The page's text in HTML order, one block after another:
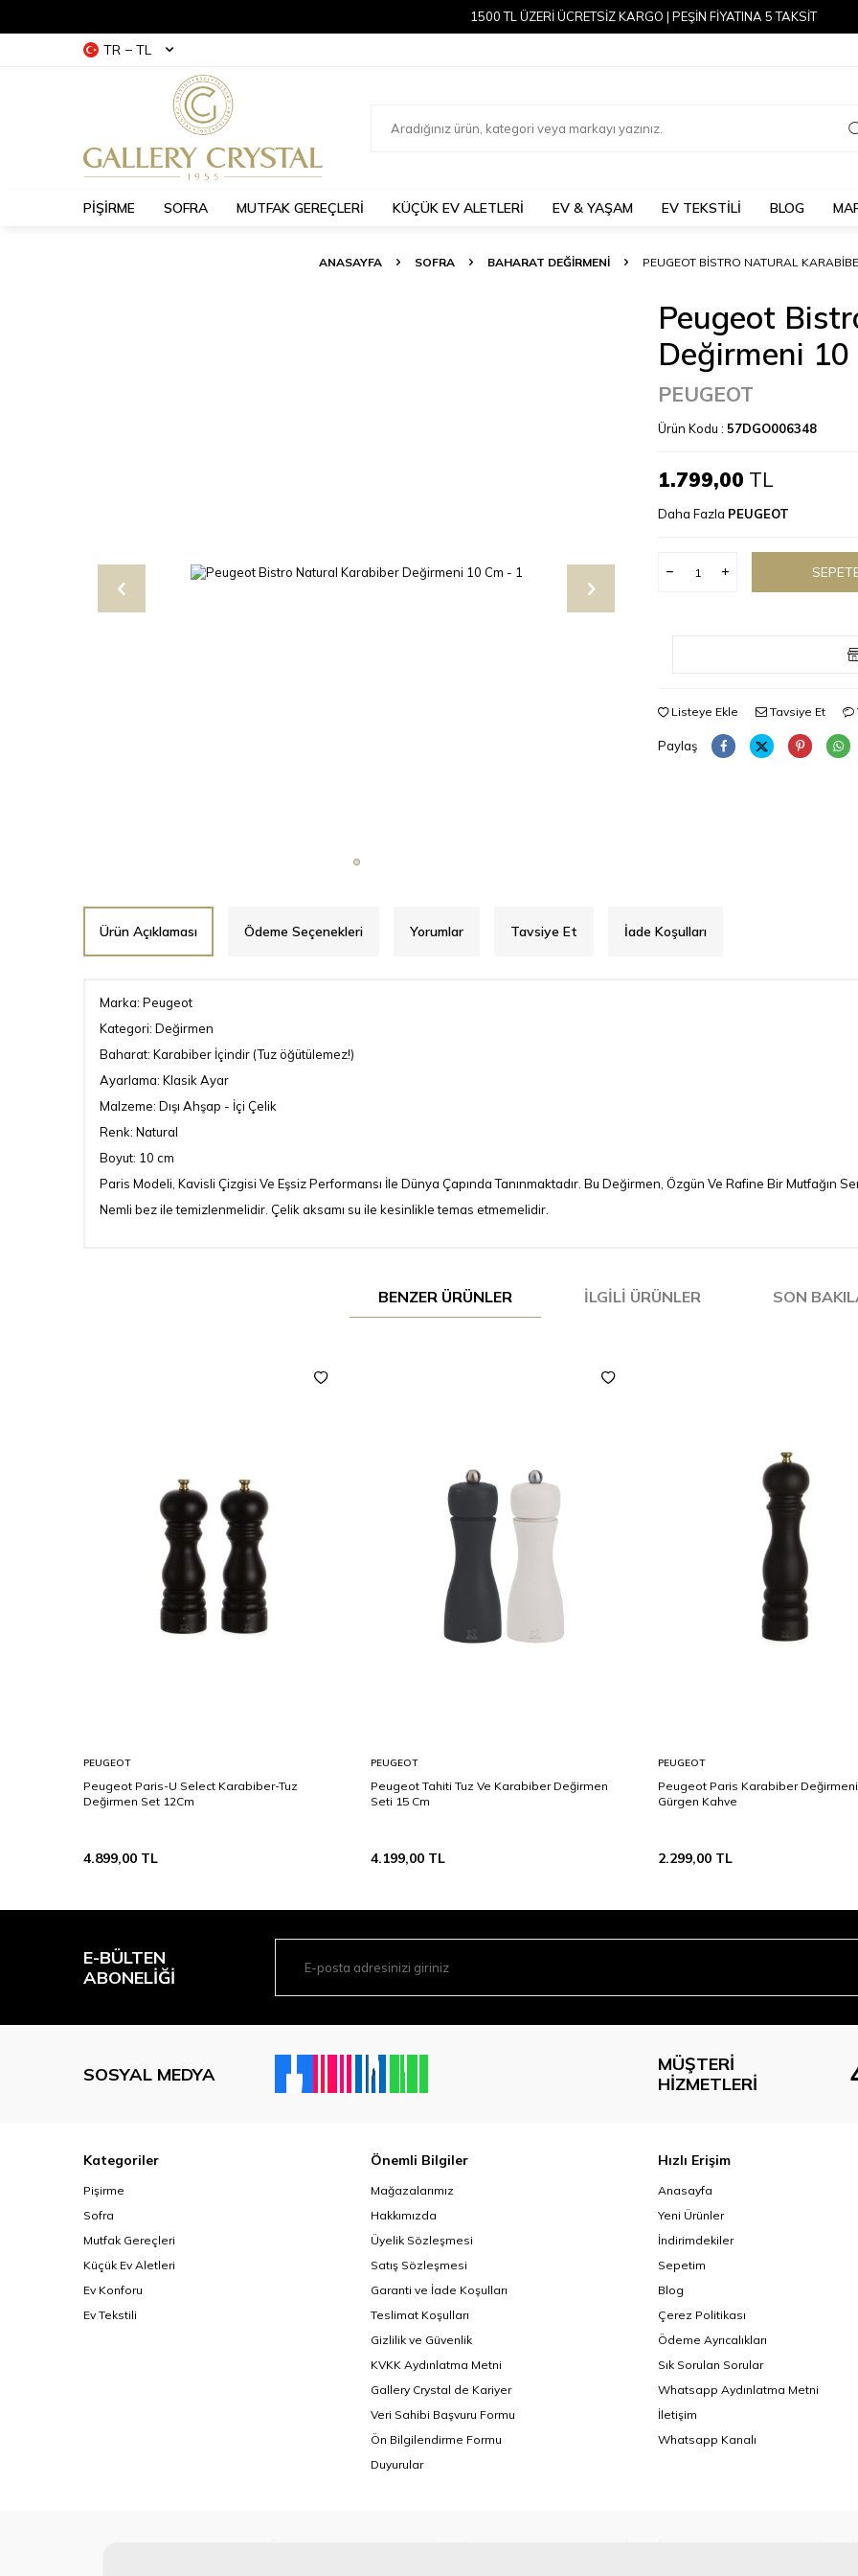
1500 TL ÜZERİ ÜCRETSİZ KARGO | PEŞİN FİYATINA 5 TAKSİT
TR − TL
PİŞİRME SOFRA MUTFAK GEREÇLERİ KÜÇÜK EV ALETLERİ EV & YAŞAM EV TEKSTİLİ BLOG
ANASAYFA SOFRA BAHARAT DEĞIRMENI PEUGEOT BISTRO NATURAL
Peugeot
Değirmeni 10
PEUGEOT
Ürün Kodu : 57DGO006348
1.799,00 TL
Daha Fazla PEUGEOT
Listeye Ekle Tavsiye Et
Paylaş
Ürün Açıklaması Ödeme Seçenekleri Yorumlar Tavsiye Et İade Koşulları
Marka: Peugeot
Kategori: Değirmen
Baharat: Karabiber İçindir (Tuz öğütülemez!)
Ayarlama: Klasik Ayar
Malzeme: Dışı Ahşap - İçi Çelik
Renk: Natural
Boyut: 10 cm
Paris Modeli, Kavisli Çizgisi Ve Eşsiz Performansı İle Dünya Çapında Tanınmaktadır. Bu Değirmen, Özgün Ve Rafine Bir Mutfağın
Nemli bez ile temizlenmelidir. Çelik aksamı su ile kesinlikle temas etmemelidir.
BENZER ÜRÜNLER İLGILI ÜRÜNLER SON
PEUGEOT
Peugeot Paris-U Select Karabiber-Tuz
Değirmen Set 12Cm
4.899,00 TL
PEUGEOT
Peugeot Tahiti Tuz Ve Karabiber Değirmen
Seti 15 Cm
4.199,00 TL
PEUGEOT
Peugeot Paris Karabiber Değirmeni
Gürgen Kahve
2.299,00 TL
E-BÜLTEN
ABONELIĞI
SOSYAL MEDYA
MÜŞTERI
HIZMETLERI
Kategoriler
Pişirme
Sofra
Mutfak Gereçleri
Küçük Ev Aletleri
Ev Konforu
Ev Tekstili
Önemli Bilgiler
Mağazalarımız
Hakkımızda
Üyelik Sözleşmesi
Satış Sözleşmesi
Garanti ve İade Koşulları
Teslimat Koşulları
Gizlilik ve Güvenlik
KVKK Aydınlatma Metni
Gallery Crystal de Kariyer
Veri Sahibi Başvuru Formu
Ön Bilgilendirme Formu
Duyurular
Hızlı Erişim
Anasayfa
Yeni Ürünler
İndirimdekiler
Sepetim
Blog
Çerez Politikası
Ödeme Ayrıcalıkları
Sık Sorulan Sorular
Whatsapp Aydınlatma Metni
İletişim
Whatsapp Kanalı